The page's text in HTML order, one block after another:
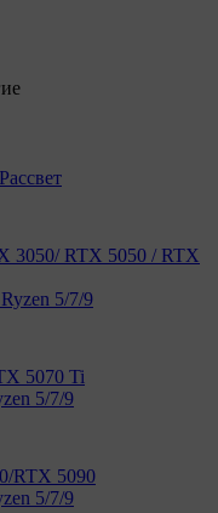
3050/ RTX 5050 / RTX
5/7/9
5070 Ti
5/7/9
RTX 5090
5/7/9